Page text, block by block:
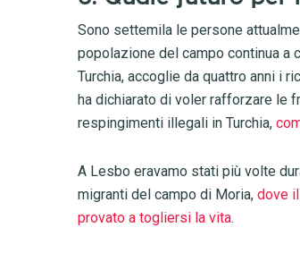
Sono settemila le persone
popolazione del campo continua a
Turchia, accoglie da quattro anni i
ha dichiarato di voler rafforzare le
respingimenti illegali in Turchia,
A Lesbo eravamo stati più volte
migranti del campo di Moria, dove
provato a togliersi la vita.